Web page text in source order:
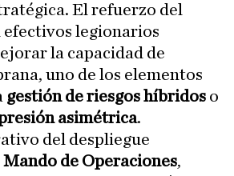
El refuerzo del
legionarios
la capacidad de
uno de los elementos
gestión de riesgos híbridos o
asimétrica.
del despliegue
Mando de Operaciones,